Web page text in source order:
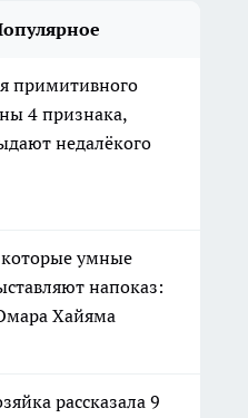
примитивного
4 признака,
недалёкого
умные
напоказ:
Хайяма
рассказала 9